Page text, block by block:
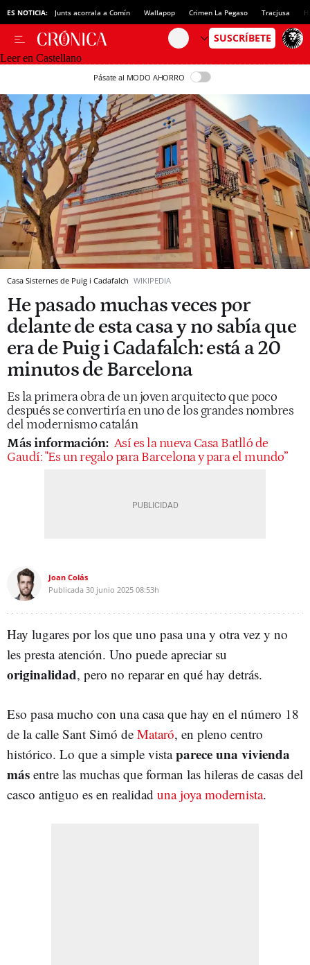
ES NOTICIA: Junts acorrala a Comín Wallapop Crimen La Pegaso Tracjusa
Leer en Castellano
Pásate al MODO AHORRO
Casa Sisternes de Puig i Cadafalch WIKIPEDIA
He pasado muchas veces por
delante de esta casa y no sabía que
era de Puig i Cadafalch: está a 20
minutos de Barcelona
Es la primera obra de un joven arquitecto que poco
después se convertiría en uno de los grandes nombres
del modernismo catalán
Más información: Así es la nueva Casa Batlló de
Gaudí: "Es un regalo para Barcelona y para el mundo”
Joan Colás
Publicada 30 junio 2025 08:53h
Hay lugares por los que uno pasa una y otra vez y no
les presta atención. Uno puede apreciar su
originalidad, pero no reparar en qué hay detrás.
Eso pasa mucho con una casa que hay en el número 18
de la calle Sant Simó de Mataró, en pleno centro
histórico. Lo que a simple vistaparece una vivienda
más entre las muchas que forman las hileras de casas del
casco antiguo es en realidad una joya modernista.